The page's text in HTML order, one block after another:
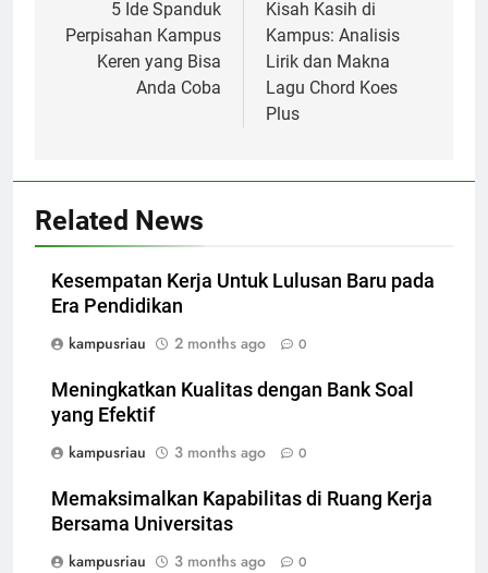
navigation
5 Ide Spanduk
Perpisahan Kampus
Keren yang Bisa
Anda Coba
Kisah Kasih di
Kampus: Analisis
Lirik dan Makna
Lagu Chord Koes
Plus
Related News
Kesempatan Kerja Untuk Lulusan Baru pada
Era Pendidikan
kampusriau
2 months ago 0
Meningkatkan Kualitas dengan Bank Soal
yang Efektif
kampusriau
3 months ago 0
Memaksimalkan Kapabilitas di Ruang Kerja
Bersama Universitas
kampusriau
3 months ago 0